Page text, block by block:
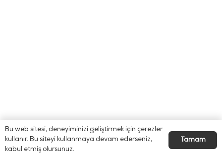
Bu web sitesi, deneyiminizi geliştirmek için çerezler
kullanır. Bu siteyi kullanmaya devam ederseniz,
kabul etmiş olursunuz.
Tamam